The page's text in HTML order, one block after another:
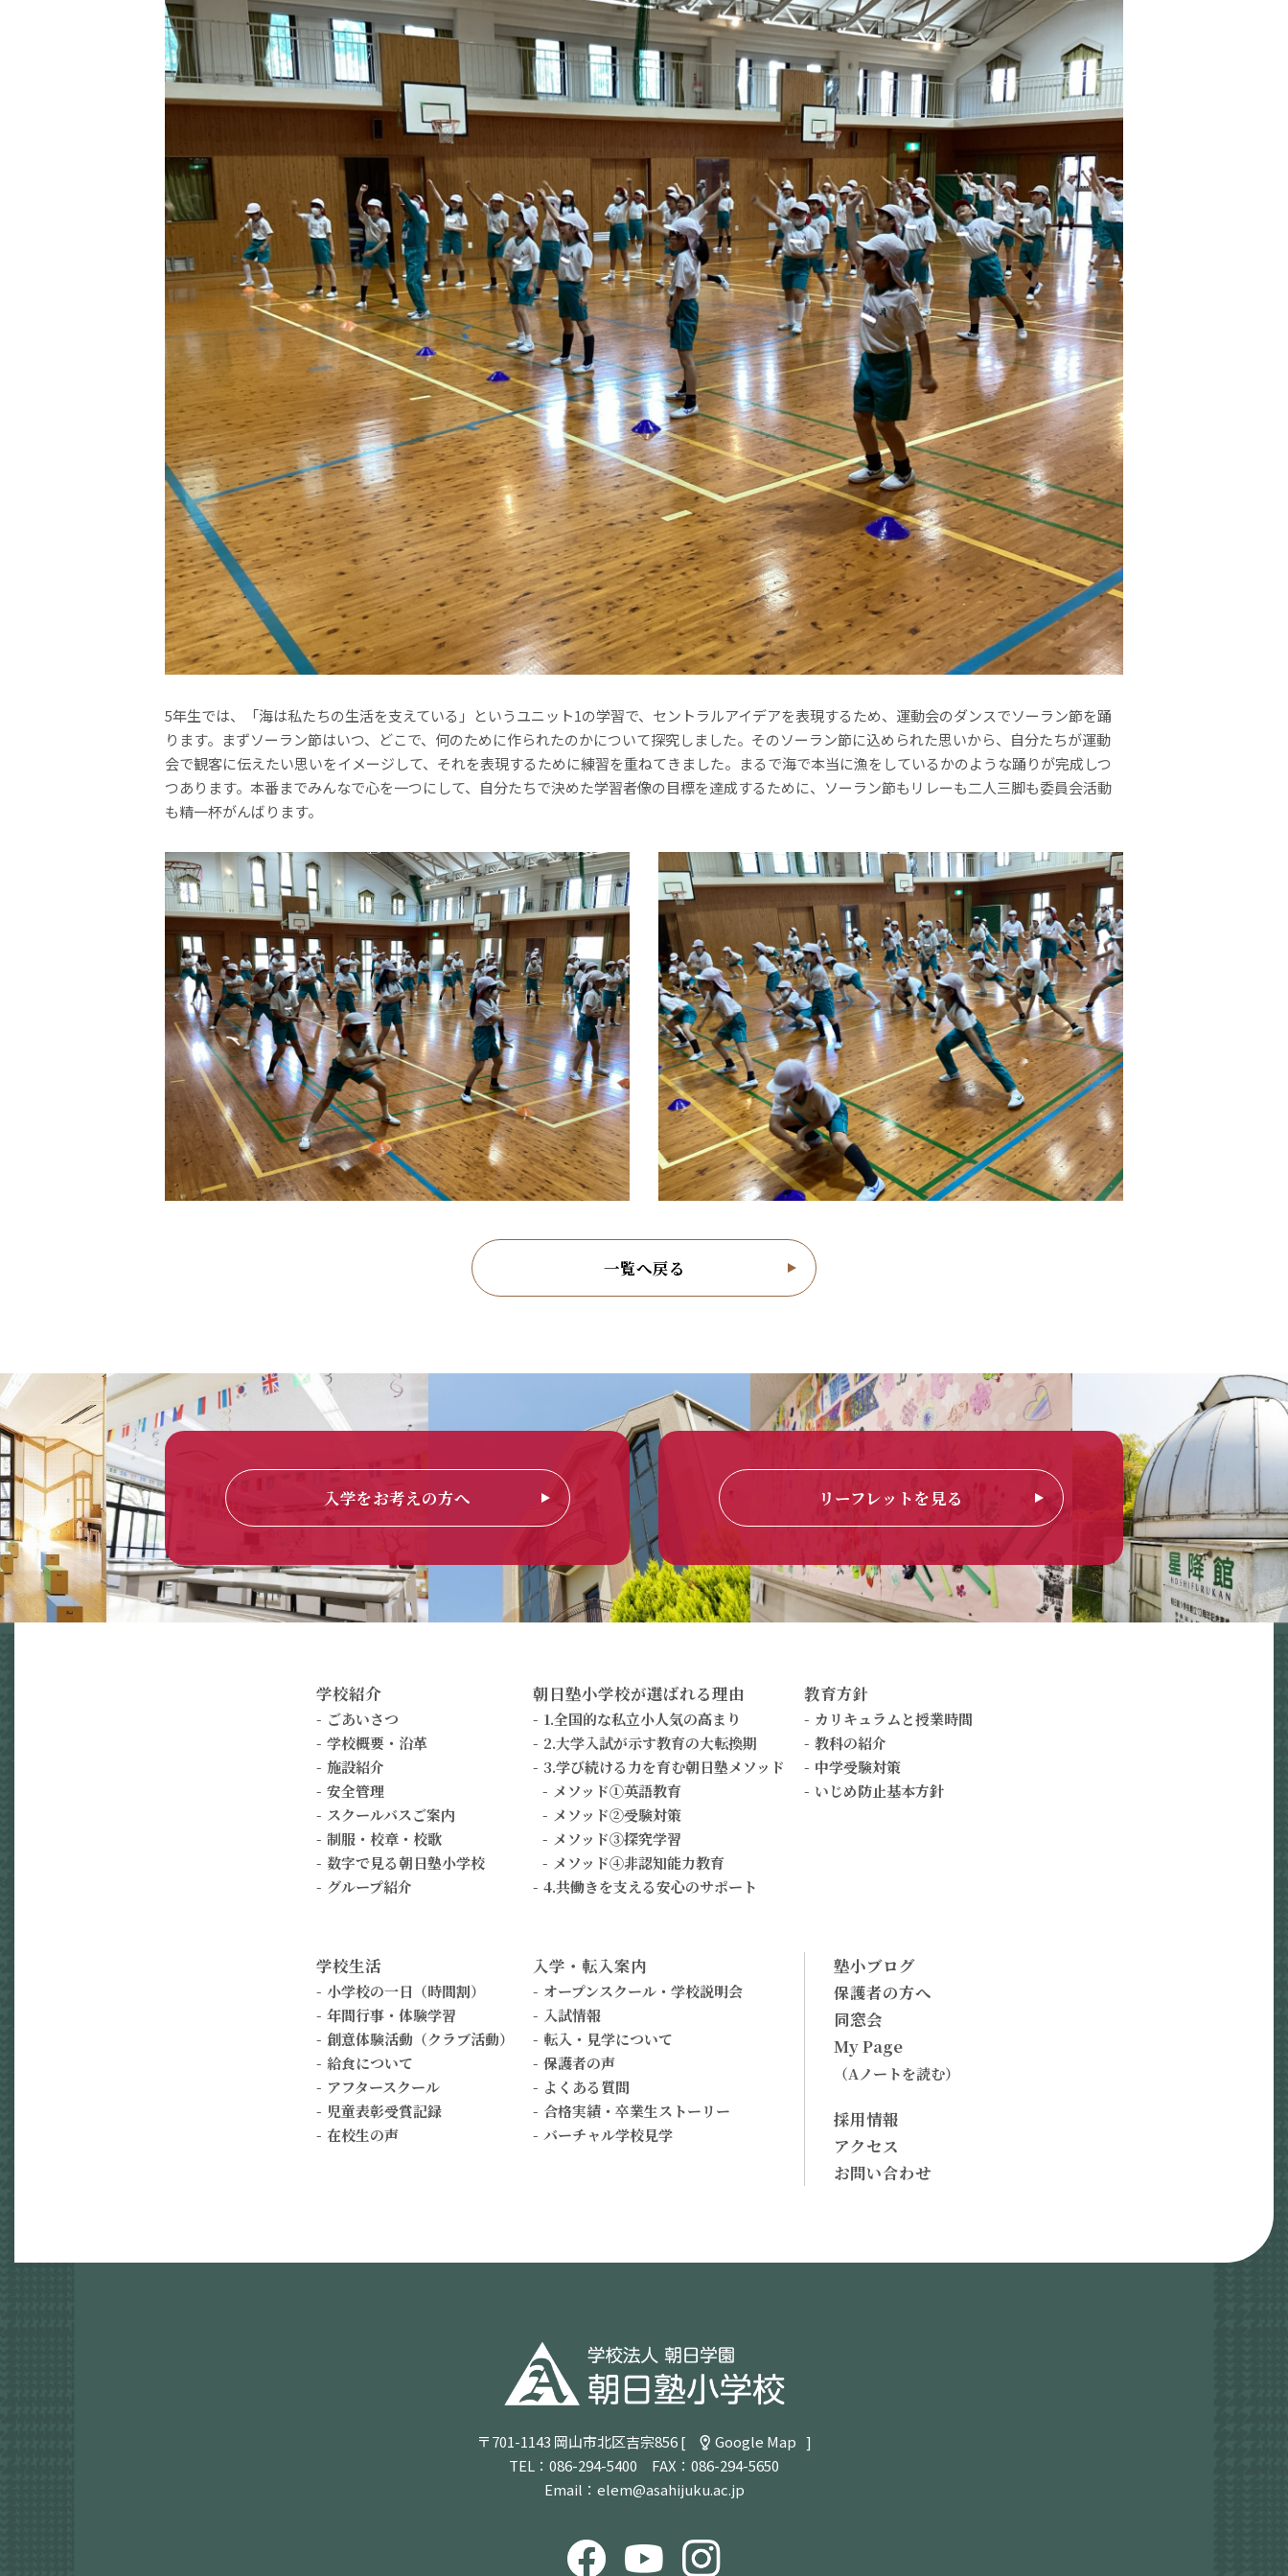
5年生では、「海は私たちの生活を支えている」というユニット1の学習で、セントラルアイデアを表現するため、運動会のダンスでソーラン節を踊
ります。まずソーラン節はいつ、どこで、何のために作られたのかについて探究しました。そのソーラン節に込められた思いから、自分たちが運動
会で観客に伝えたい思いをイメージして、それを表現するために練習を重ねてきました。まるで海で本当に漁をしているかのような踊りが完成しつ
つあります。本番までみんなで心を一つにして、自分たちで決めた学習者像の目標を達成するために、ソーラン節もリレーも二人三脚も委員会活動
も精一杯がんばります。
一覧へ戻る
入学をお考えの方へ リーフレットを見る
学校紹介
ごあいさつ
学校概要・沿革
施設紹介
安全管理
スクールバスご案内
制服・校章・校歌
数字で見る朝日塾小学校
グループ紹介
朝日塾小学校が選ばれる理由
1.全国的な私立小人気の高まり
2.大学入試が示す教育の大転換期
3.学び続ける力を育む朝日塾メソッド
メソッド①英語教育
メソッド②受験対策
メソッド③探究学習
メソッド④非認知能力教育
4.共働きを支える安心のサポート
教育方針
カリキュラムと授業時間
教科の紹介
中学受験対策
いじめ防止基本方針
学校生活
小学校の一日（時間割）
年間行事・体験学習
創意体験活動（クラブ活動）
給食について
アフタースクール
児童表彰受賞記録
在校生の声
入学・転入案内
オープンスクール・学校説明会
入試情報
転入・見学について
保護者の声
よくある質問
合格実績・卒業生ストーリー
バーチャル学校見学
塾小ブログ
保護者の方へ
同窓会
My Page
（Aノートを読む）
採用情報
アクセス
お問い合わせ
〒701-1143 岡山市北区吉宗856 [ Google Map ]
TEL： 086-294-5400 FAX：086-294-5650
Email： elem@asahijuku.ac.jp